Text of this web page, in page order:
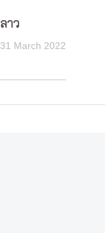
ลาว
31 March 2022